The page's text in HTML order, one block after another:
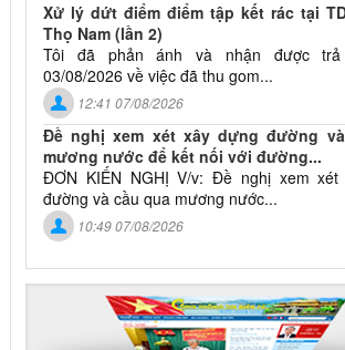
Xử lý dứt điểm điểm tập kết rác tại
Thọ Nam (lần 2)
Tôi đã phản ánh và nhận được
03/08/2026 về việc đã thu gom...
12:41 07/08/2026
Đề nghị xem xét xây dựng đường
mương nước để kết nối với đường...
ĐƠN KIẾN NGHỊ V/v: Đề nghị xem xét
đường và cầu qua mương nước...
10:49 07/08/2026